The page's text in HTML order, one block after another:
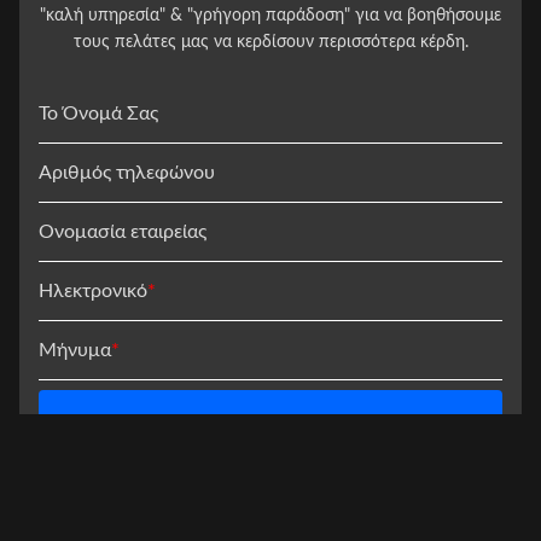
"καλή υπηρεσία" & "γρήγορη παράδοση" για να βοηθήσουμε
τους πελάτες μας να κερδίσουν περισσότερα κέρδη.
Το Όνομά Σας
Αριθμός τηλεφώνου
Ονομασία εταιρείας
Ηλεκτρονικό*
Μήνυμα*
Υποβολή